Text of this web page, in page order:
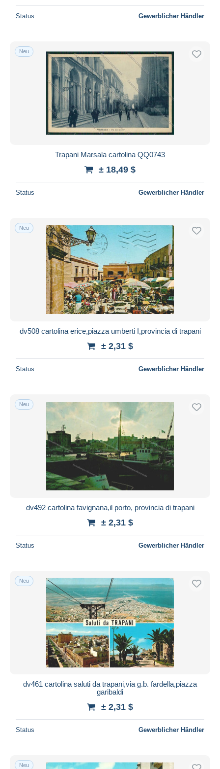
Preis
Nur ermäßigt
Kostenloser Versand
Zahlungsmethoden
PayPal
Banküberweisung
Visa
Mastercard
iDeal
Übernehmen
Status Gewerblicher Händler
Neu
Trapani Marsala cartolina QQ0743
± 18,49 $
Status Gewerblicher Händler
Neu
dv508 cartolina erice,piazza umberti I,provincia di trapani
± 2,31 $
Status Gewerblicher Händler
Neu
dv492 cartolina favignana,il porto, provincia di trapani
± 2,31 $
Status Gewerblicher Händler
Neu
dv461 cartolina saluti da trapani,via g.b. fardella,piazza
garibaldi
± 2,31 $
Status Gewerblicher Händler
Neu